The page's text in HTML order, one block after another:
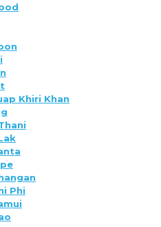
Khiri Khan
Phi